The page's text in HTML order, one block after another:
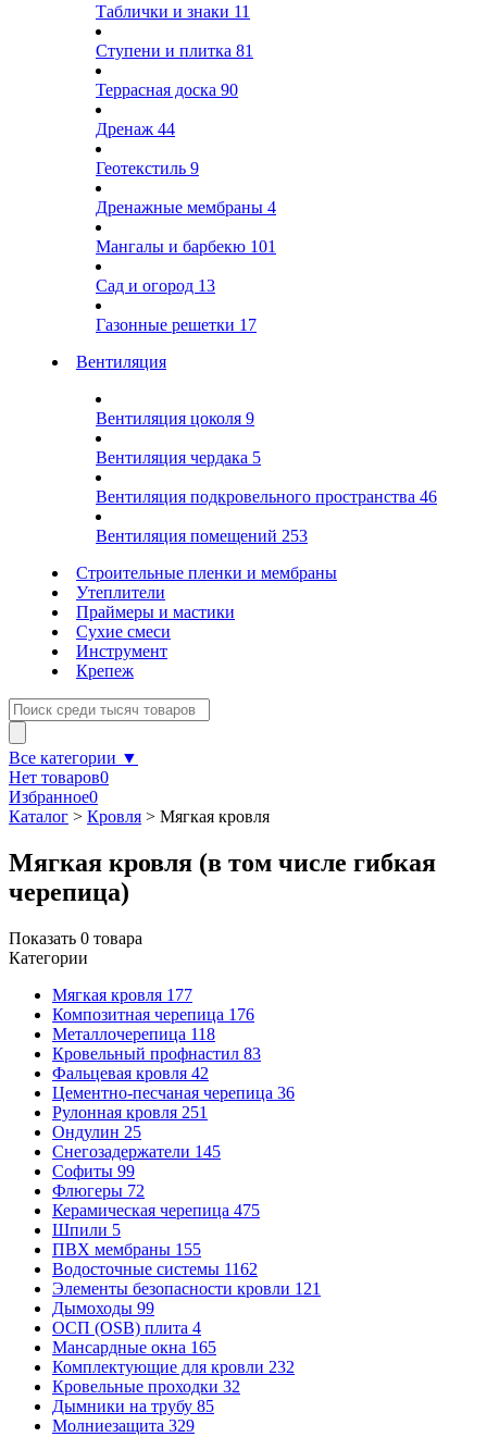
Таблички и знаки 11
Ступени и плитка 81
Террасная доска 90
Дренаж 44
Геотекстиль 9
Дренажные мембраны 4
Мангалы и барбекю 101
Сад и огород 13
Газонные решетки 17
Вентиляция
Вентиляция цоколя 9
Вентиляция чердака 5
Вентиляция подкровельного пространства 46
Вентиляция помещений 253
Строительные пленки и мембраны
Утеплители
Праймеры и мастики
Сухие смеси
Инструмент
Крепеж
Все категории ▼
Нет товаров0
Избранное0
Каталог > Кровля > Мягкая кровля
Мягкая кровля (в том числе гибкая
черепица)
Показать 0 товара
Категории
Мягкая кровля 177
Композитная черепица 176
Металлочерепица 118
Кровельный профнастил 83
Фальцевая кровля 42
Цементно-песчаная черепица 36
Рулонная кровля 251
Ондулин 25
Снегозадержатели 145
Софиты 99
Флюгеры 72
Керамическая черепица 475
Шпили 5
ПВХ мембраны 155
Водосточные системы 1162
Элементы безопасности кровли 121
Дымоходы 99
ОСП (OSB) плита 4
Мансардные окна 165
Комплектующие для кровли 232
Кровельные проходки 32
Дымники на трубу 85
Молниезащита 329